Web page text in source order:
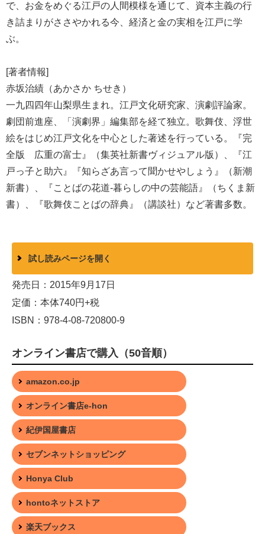
で、お金をめぐる江戸の人間模様を通じて、資本主義の行
き詰まりがささやかれる今、経済と金の実相を江戸に学
ぶ。
[著者情報]
赤坂治績（あかさか ちせき）
一九四四年山梨県生まれ。江戸文化研究家、演劇評論家。
劇団前進座、「演劇界」編集部を経て独立。歌舞伎、浮世
絵をはじめ江戸文化を中心とした著述を行っている。『完
全版 広重の富士』（集英社新書ヴィジュアル版）、『江
戸っ子と助六』『知らざあ言って聞かせやしょう』（新潮
新書）、『ことばの花道-暮らしの中の芸能語』（ちくま新
書）、『歌舞伎ことばの辞典』（講談社）など著書多数。
試し読みページを開く
発売日：2015年9月17日
定価：本体740円+税
ISBN：978-4-08-720800-9
オンライン書店で購入（50音順）
amazon.co.jp
オンライン書店e-hon
紀伊国屋書店
セブンネットショッピング
Honya Club
hontoネットストア
楽天ブックス